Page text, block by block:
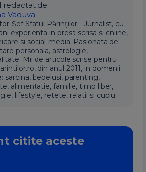
redactat de:
Vaduva
Șef Sfatul Părinților - Jurnalist, cu
experienta in presa scrisa si online,
si social-media. Pasionata de
personala, astrologie,
Mii de articole scrise pentru
din anul 2011, in domenii
sarcina, bebelusi, parenting,
alimentatie, familie, timp liber,
lifestyle, retete, relatii si cuplu.
citite aceste